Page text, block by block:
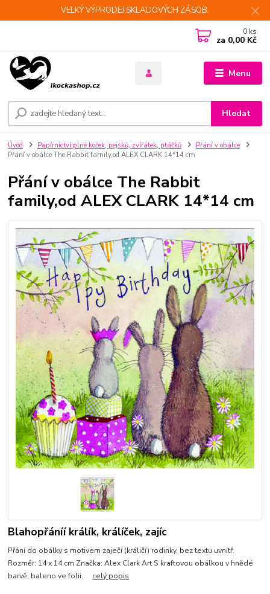
VELKÝ VÝPRODEJ SKLADOVÝCH ZÁSOB.
Menu
Hledat
0 ks
za 0,00 Kč
Úvod Papírnictví plné koček, pejsků, zvířátek, ptáčků
Přání v obálce
Přání v obálce The Rabbit family,od ALEX CLARK 14*14 cm
Přání v obálce The Rabbit
family,od ALEX CLARK 14*14 cm
Blahopřáníí králík, králíček, zajíc
Přání do obálky s motivem zaječí (králičí) rodinky, bez textu uvnitř.
Rozměr: 14 x 14 cm Značka: Alex Clark Art S kraftovou obálkou v hnědé
barvě, baleno ve folii. celý popis